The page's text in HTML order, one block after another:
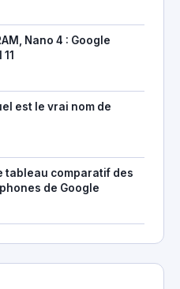
Nano 4 : Google
est le vrai nom de
tableau comparatif des
de Google